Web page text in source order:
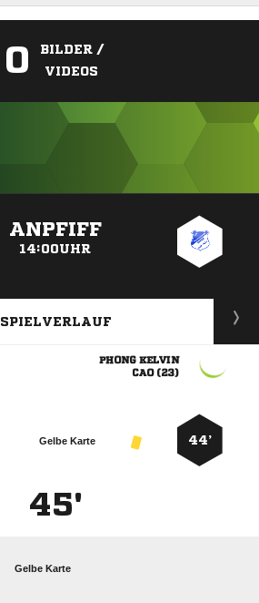
0
BILDER /
VIDEOS
ANPFIFF
14:00UHR
SPIELVERLAUF
 
 
44’
Gelbe Karte
45'
Gelbe Karte